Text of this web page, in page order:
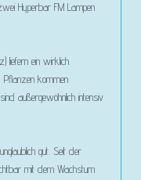
Hyperbar FM Lampen
liefern ein wirklich
Pflanzen kommen
außergewöhnlich intensiv
gut. Seit der
mit dem Wachstum